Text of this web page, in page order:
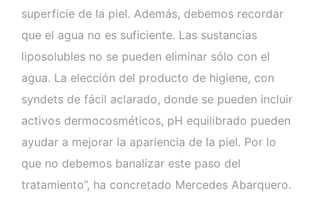
superficie de la piel. Además, debemos recordar
que el agua no es suficiente. Las sustancias
liposolubles no se pueden eliminar sólo con el
agua. La elección del producto de higiene, con
syndets de fácil aclarado, donde se pueden incluir
activos dermocosméticos, pH equilibrado pueden
ayudar a mejorar la apariencia de la piel. Por lo
que no debemos banalizar este paso del
tratamiento”, ha concretado Mercedes Abarquero.